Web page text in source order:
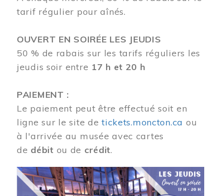
tarif régulier pour aînés.
OUVERT EN SOIRÉE LES JEUDIS
50 % de rabais sur les tarifs réguliers les
jeudis soir entre 17 h et 20 h
PAIEMENT :
Le paiement peut être effectué soit en
ligne sur le site detickets.moncton.ca ou
à l'arrivée au musée avec cartes
de débit ou de crédit.
Image